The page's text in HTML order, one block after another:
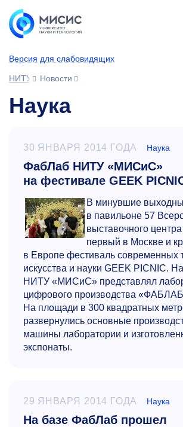
Версия для слабовидящих
НИТУ МИСИС
Новости
Наука
30 ЯНВАРЯ 2014 ГОДА Наука
ФабЛаб НИТУ «МИСиС»
на фестивале GEEK
В минувшие
в павильоне 57
выставочного
первый в Москве и
в Европе фестиваль современных
искусства и науки GEEK PICNIC.
НИТУ «МИСиС» представлял
цифрового производства
На площади в 300 квадратных
развернулись основные
машины лаборатории и
экспонаты.
29 ЯНВАРЯ 2014 ГОДА Наука
На базе ФабЛаб прошел